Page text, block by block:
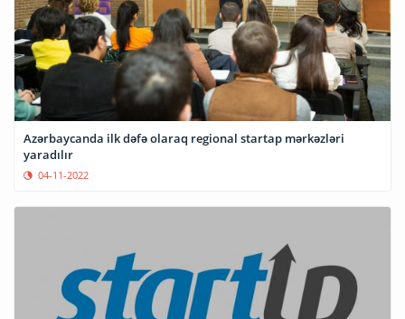
Azərbaycanda ilk dəfə olaraq regional startap mərkəzləri
yaradılır
04-11-2022